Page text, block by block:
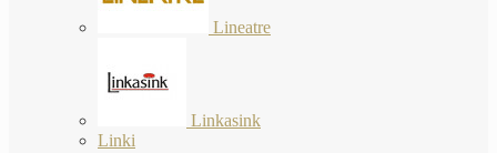
Lineatre
Linkasink
Linki